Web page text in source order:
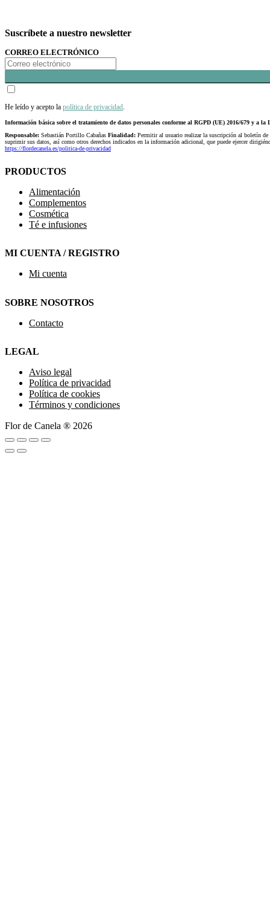
Suscríbete a nuestro newsletter
CORREO ELECTRÓNICO
He leído y acepto la política de privacidad
Información básica sobre el tratamiento de datos personales conforme al RGPD (UE) 2016/679 y a la
Responsable: Sebastián Portillo Cabañas Finalidad: Permitir al usuario realizar la suscripción al boletín
suprimir sus datos, así como otros derechos indicados en la información adicional, que puede ejercer
https://flordecanela.es/politica-de-privacidad
PRODUCTOS
Alimentación
Complementos
Cosmética
Té e infusiones
MI CUENTA / REGISTRO
Mi cuenta
SOBRE NOSOTROS
Contacto
LEGAL
Aviso legal
Política de privacidad
Política de cookies
Términos y condiciones
Flor de Canela ® 2026